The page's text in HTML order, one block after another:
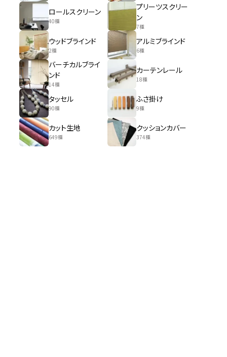
ロールスクリーン
40種
プリーツスクリー
ン
7種
ウッドブラインド
2種
アルミブラインド
6種
バーチカルブライ
ンド
14種
カーテンレール
18種
タッセル
90種
ふさ掛け
9種
カット生地
649種
クッションカバー
374種